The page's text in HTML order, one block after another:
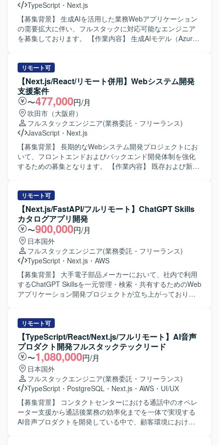
TypeScript ・ Next.js
【募集背景】 生成AIを活用した業務Webアプリケーション
の需要拡大に伴い、フルスタックに対応可能なエンジニア
を募集しております。 【作業内容】 生成AIモデル（Azure
担当いただきます。 多数のプリセットプロンプトを備えた
Webアプリケーションに対して、お客様の業務特性に合わ
せたカスタマイズや機能拡張を行っていただきます。 お客
様ごとに最適化したWebアプリケーションと自社独自開発
プラグインの連携実装を行い、業務ニーズに即したソリュ
ーションを構築していただきます。 要件調整や技術スタッ
ク選定などの上流工程に参画し、仕様策定から実装、テス
ト、リリース後の改善までを継続的に対応していただきま
す。 【求める人物像】 生成AI技術や最新のWeb技術への関
心が高く、自ら情報収集しながら主体的にキャッチアップ
できる方を求めております。 顧客とのコミュニケーション
ロントエンドまで幅広く対応しつつ、チームメンバーと協
調しながら成果物の品質向上に取り組める方を想定してお
ります。 【ポジションの魅力】 Azure OpenAI や Gemini
などの最先端生成AIモデルを活用したプロダクト開発に携
わることで、実践的なAI活用スキルを身につけていただけ
ます。 要件定義から運用まで一貫して関わることができる
ため、フルスタックエンジニアとしての経験を幅広く積む
ことができます。 お客様ごとに異なる業務課題に向き合い
ながら、独自プラグインとの組み合わせによる多様なソリ
ューションを企画・実装できる環境です。 【開発環境】
TypeScript/React/Next.js を用いたフロントエンドと、
Google Gemini などの生成AIモデルと連携するWebアプリ
ケーション基盤を使用しております。
リモート可
【Next.js/React/リモート併用】Webシステム開発
支援案件
〜477,000円/月
吹田市（大阪府）
フルスタックエンジニア(業務委託・フリーランス)
JavaScript ・ Next.js
【募集背景】 長期的なWebシステム開発プロジェクトにお
いて、フロントエンドおよびバックエンド開発体制を強化
するための募集となります。 【作業内容】 既存および新規
いたWebアプリケーション開発を行っていただき、API連携
や画面とのデータ連携も実装いただきます。Gitを用いたチ
ーム開発プロセスに参加し、コードレビューやブランチ運
用ルールに沿った開発を行います。Dockerを利用した開発
環境の構築やコンテナベースでの動作確認も実施いただき
ます。仕様駆動開発やAI駆動開発の考え方を取り入れなが
ら、AI活用を意識した設計・実装にも携わっていただきま
す。 【求める人物像】 フロントエンドとバックエンドの両
面で主体的に開発を進められる方を求めています。チーム
メンバーとのコミュニケーションを大切にしながら、Gitを
前提とした開発フローに順応できる方を歓迎いたします。
境です。 【ポジションの魅力】 Next.js/ReactとPHPを組み
合わせたWebシステム開発に継続的に関わることで、フロ
ントエンド・バックエンド双方のスキルを高めていただけ
ます。Dockerを用いたコンテナ開発環境での実務経験や、
AI駆動開発に関する知見を深められる点も特徴となりま
す。長期的な参画を通じて、仕様検討から実装・改善まで
一貫して携われる機会があります。 【開発環境】
Next.js/Reactを用いたWebフロントエンド開発環境と、
PHPベースのバックエンド開発環境となります。Gitを利用
したソースコード管理を行い、Dockerによるコンテナ化さ
れた開発環境で作業を進めていただきます。仕様駆動開発
リモート可
【Next.js/FastAPI/フルリモート】ChatGPT Skills
カタログアプリ開発
〜900,000円/月
日本国外
フルスタックエンジニア(業務委託・フリーランス)
TypeScript ・ Next.js ・ AWS
【募集背景】 大手電子部品メーカーにおいて、社内で利用
するChatGPT Skillsを一元管理・検索・共有するためのWeb
アプリケーション開発プロジェクトが立ち上がっており、
っていただきます。 FastAPIを用いたバックエンドおよび
APIの設計・実装を担当していただきます。 SkillsのZIPファ
イルアップロード、情報登録、一覧表示、検索機能の実装
を行っていただきます。 Gitリポジトリへの登録・連携機能
の実装を行っていただきます。 Dockerを用いた開発環境お
よび実行環境の構築を行っていただきます。 AWS ECSへの
アプリケーションデプロイを行っていただきます。 CI/CD
パイプラインの設計・構築を行っていただきます。 単体テ
スト、結合テスト、コードレビューの実施を行っていただ
きます。 【求める人物像】 フロントエンドからバックエン
ド、インフラまで一貫して主体的に対応できる方を求めて
リモート可
【TypeScript/React/Next.js/フルリモート】AI音声
プロダクト開発フルスタックテックリード
〜1,080,000円/月
日本国外
フルスタックエンジニア(業務委託・フリーランス)
TypeScript ・ PostgreSQL ・ Next.js ・ AWS ・ UI/UX
【募集背景】 コンタクトセンターにおける通話中のオペレ
ーター支援から通話後業務の効率化までを一体で実現する
AI音声プロダクトを開発している中で、顧客環境における